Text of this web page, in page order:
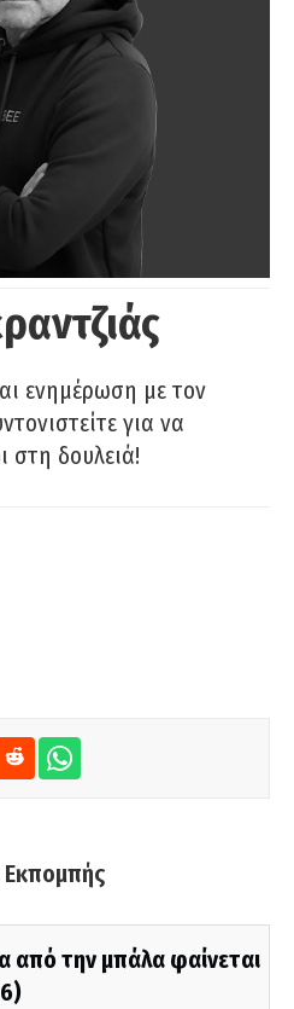
ενημέρωση με τον
για να
στη δουλειά!
Εκπομπής
από την μπάλα φαίνεται